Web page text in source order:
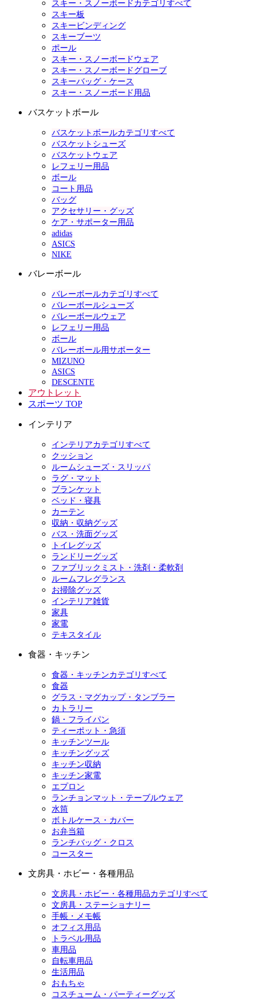
スキー・スノーボードカテゴリすべて
スキー板
スキービンディング
スキーブーツ
ポール
スキー・スノーボードウェア
スキー・スノーボードグローブ
スキーバッグ・ケース
スキー・スノーボード用品
バスケットボール
バスケットボールカテゴリすべて
バスケットシューズ
バスケットウェア
レフェリー用品
ボール
コート用品
バッグ
アクセサリー・グッズ
ケア・サポーター用品
adidas
ASICS
NIKE
バレーボール
バレーボールカテゴリすべて
バレーボールシューズ
バレーボールウェア
レフェリー用品
ボール
バレーボール用サポーター
MIZUNO
ASICS
DESCENTE
アウトレット
スポーツ TOP
インテリア
インテリアカテゴリすべて
クッション
ルームシューズ・スリッパ
ラグ・マット
ブランケット
ベッド・寝具
カーテン
収納・収納グッズ
バス・洗面グッズ
トイレグッズ
ランドリーグッズ
ファブリックミスト・洗剤・柔軟剤
ルームフレグランス
お掃除グッズ
インテリア雑貨
家具
家電
テキスタイル
食器・キッチン
食器・キッチンカテゴリすべて
食器
グラス・マグカップ・タンブラー
カトラリー
鍋・フライパン
ティーポット・急須
キッチンツール
キッチングッズ
キッチン収納
キッチン家電
エプロン
ランチョンマット・テーブルウェア
水筒
ボトルケース・カバー
お弁当箱
ランチバッグ・クロス
コースター
文房具・ホビー・各種用品
文房具・ホビー・各種用品カテゴリすべて
文房具・ステーショナリー
手帳・メモ帳
オフィス用品
トラベル用品
車用品
自転車用品
生活用品
おもちゃ
コスチューム・パーティーグッズ